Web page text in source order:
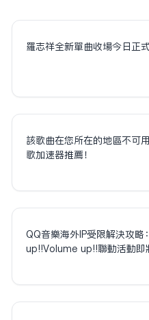
羅志祥全新單曲收場今日正
該歌曲在您所在的地區不可
歌加速器推薦！
QQ音樂海外IP受限解決攻略
up!!Volume up!!聯動活動即